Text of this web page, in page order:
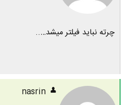
چرته نباید فیلتر میشد…..
nasrin